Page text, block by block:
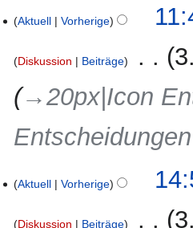
z
a
m
m
n
s
Aktuell Vorherige
Diskussion Beiträge
→‎20px|Icon
Februar
Aktuell Vorherige
Diskussion Beiträge